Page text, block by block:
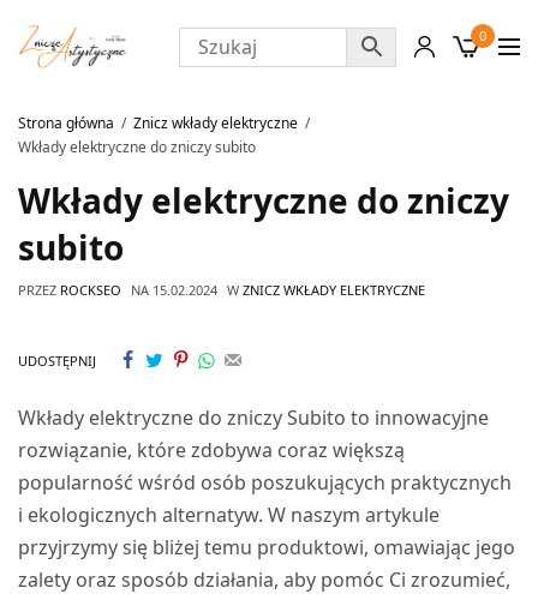
0
Strona główna
Znicz wkłady elektryczne
Wkłady elektryczne do zniczy subito
Wkłady elektryczne do zniczy
subito
PRZEZ ROCKSEO NA 15.02.2024 W ZNICZ WKŁADY ELEKTRYCZNE
UDOSTĘPNIJ
Wkłady elektryczne do zniczy Subito to innowacyjne
rozwiązanie, które zdobywa coraz większą
popularność wśród osób poszukujących praktycznych
i ekologicznych alternatyw. W naszym artykule
przyjrzymy się bliżej temu produktowi, omawiając jego
zalety oraz sposób działania, aby pomóc Ci zrozumieć,